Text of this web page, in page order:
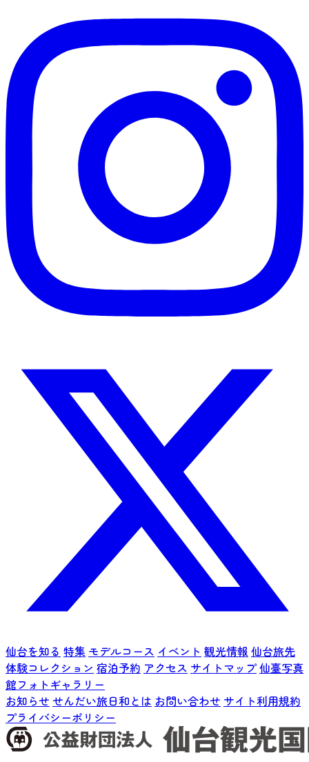
仙台を知る 特集 モデルコース イベント 観光情報 仙台旅先
体験コレクション 宿泊予約 アクセス サイトマップ仙臺写真
館フォトギャラリー
お知らせ せんだい旅日和とは お問い合わせ サイト利用規約
プライバシーポリシー